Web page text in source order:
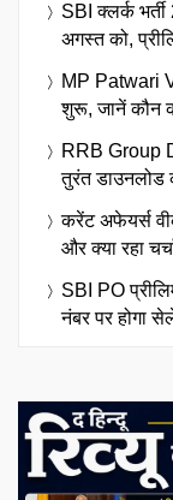
SBI क्लर्क
अगस्त को,
MP Patwari
शुरू, जानें कौन
RRB Group
तुरंत
करेंट अफेयर्स
और क्या रहा
SBI PO
नंबर पर होगा